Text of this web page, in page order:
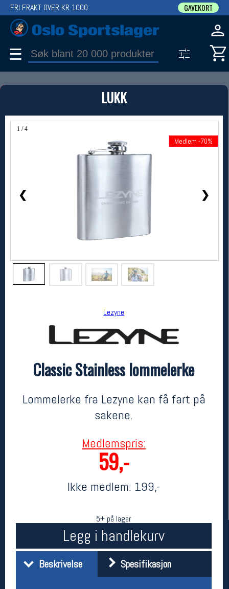
LUKK
1 / 4
❮ ❯
Medlem -70%
Lezyne
Classic Stainless lommelerke
Lommelerke fra Lezyne kan få fart på
sakene.
Medlemspris:
59,-
Ikke medlem: 199,-
5+ på lager
Legg i handlekurv
Beskrivelse Spesifikasjon
FRI FRAKT OVER KR 1000 GAVEKORT
☰
PRODUKT
Produkter (1)
Bruk filter til å spisse søket
Lezyne
199,- MEDLEM: 59,-
Her finner du oss